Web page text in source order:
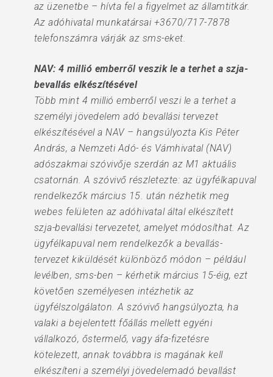
az üzenetbe – hívta fel a figyelmet az államtitkár.
Az adóhivatal munkatársai +3670/717-7878
telefonszámra várják az sms-eket.
NAV: 4 millió emberről veszik le a terhet a szja-
bevallás elkészítésével
Több mint 4 millió emberről veszi le a terhet a
személyi jövedelem adó bevallási tervezet
elkészítésével a NAV – hangsúlyozta Kis Péter
András, a Nemzeti Adó- és Vámhivatal (NAV)
adószakmai szóvivője szerdán az M1 aktuális
csatornán. A szóvivő részletezte: az ügyfélkapuval
rendelkezők március 15. után nézhetik meg
webes felületen az adóhivatal által elkészített
szja-bevallási tervezetet, amelyet módosíthat. Az
ügyfélkapuval nem rendelkezők a bevallás-
tervezet kiküldését különböző módon – például
levélben, sms-ben – kérhetik március 15-éig, ezt
követően személyesen intézhetik az
ügyfélszolgálaton. A szóvivő hangsúlyozta, ha
valaki a bejelentett főállás mellett egyéni
vállalkozó, őstermelő, vagy áfa-fizetésre
kötelezett, annak továbbra is magának kell
elkészíteni a személyi jövedelemadó bevallást